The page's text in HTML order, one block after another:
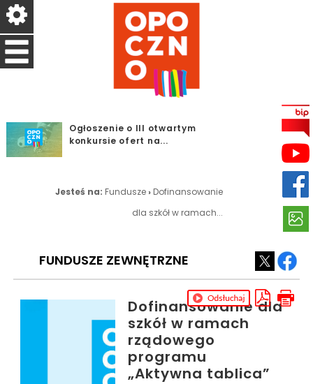
Ogłoszenie o III otwartym
konkursie ofert na...
PSZOK w...
Program Aktywny Orlik
Warszawskim – 1 sierpnia...
SPARTAKIADA SENIORÓW -
PROGRAM AKTYWNY ORLIK
Ogłoszenie o przetargu -
działki 538/27
Jesteś na: Fundusze› Dofinansowanie
dla szkół w ramach...
FUNDUSZE ZEWNĘTRZNE
Dofinansowanie dla
szkół w ramach
rządowego
programu
„Aktywna tablica”